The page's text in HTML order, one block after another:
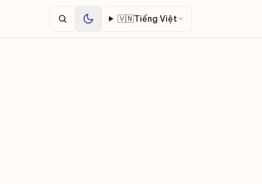
🇻🇳Tiếng Việt